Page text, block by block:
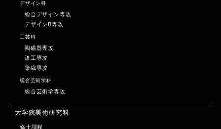
デザイン科
総合デザイン専攻
デザインB専攻
工芸科
陶磁器専攻
漆工専攻
染織専攻
総合芸術学科
総合芸術学専攻
大学院美術研究科
修士課程